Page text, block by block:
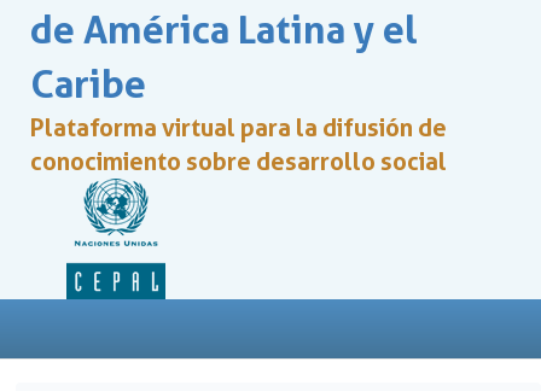
de América Latina y el
Caribe
Plataforma virtual para la difusión de
conocimiento sobre desarrollo social